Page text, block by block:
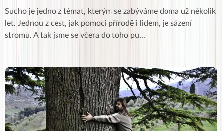
Sucho je jedno z témat, kterým se zabýváme doma už několik
let. Jednou z cest, jak pomoci přírodě i lidem, je sázení
stromů. A tak jsme se včera do toho pu...